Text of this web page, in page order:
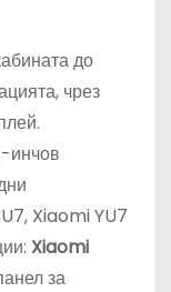
до
чрез
инчов
Xiaomi YU7
Xiaomi
за